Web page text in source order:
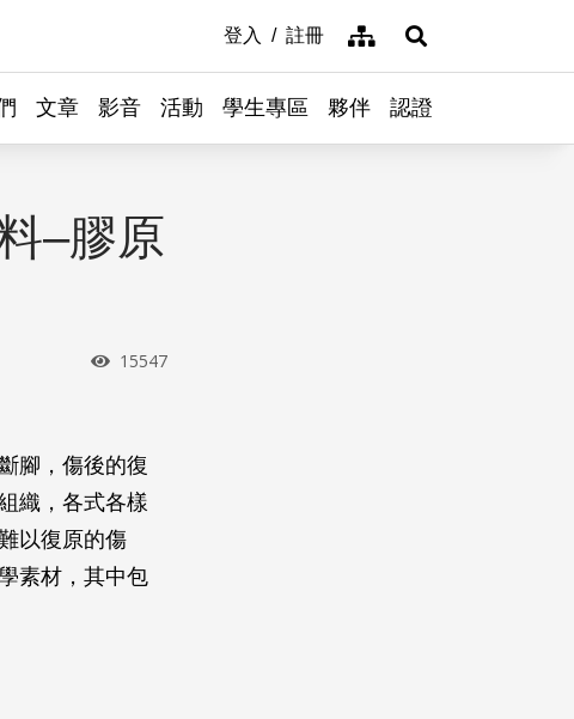
登入 註冊 網站導覽展開搜尋
文章 影音 活動 學生專區 夥伴 認證
–膠原
瀏覽次數
15547
腳，傷後的復
織，各式各樣
以復原的傷
素材，其中包